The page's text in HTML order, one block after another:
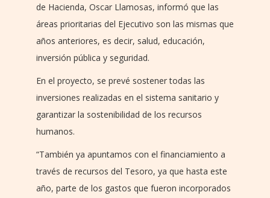
de Hacienda, Oscar Llamosas, informó que las
áreas prioritarias del Ejecutivo son las mismas que
años anteriores, es decir, salud, educación,
inversión pública y seguridad.
En el proyecto, se prevé sostener todas las
inversiones realizadas en el sistema sanitario y
garantizar la sostenibilidad de los recursos
humanos.
“También ya apuntamos con el financiamiento a
través de recursos del Tesoro, ya que hasta este
año, parte de los gastos que fueron incorporados